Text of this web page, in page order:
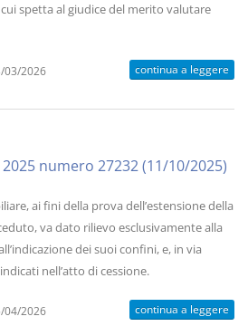
spetta al giudice del merito valutare
03/2026 continua a leggere
2025 numero 27232 (11/10/2025)
ai fini della prova dell’estensione della
va dato rilievo esclusivamente alla
dei suoi confini, e, in via
nell’atto di cessione.
04/2026 continua a leggere